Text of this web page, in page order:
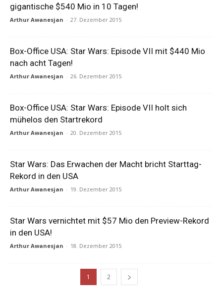
gigantische $540 Mio in 10 Tagen!
Arthur Awanesjan - 27. Dezember 2015
Box-Office USA: Star Wars: Episode VII mit $440 Mio
nach acht Tagen!
Arthur Awanesjan - 26. Dezember 2015
Box-Office USA: Star Wars: Episode VII holt sich
mühelos den Startrekord
Arthur Awanesjan - 20. Dezember 2015
Star Wars: Das Erwachen der Macht bricht Starttag-
Rekord in den USA
Arthur Awanesjan - 19. Dezember 2015
Star Wars vernichtet mit $57 Mio den Preview-Rekord
in den USA!
Arthur Awanesjan - 18. Dezember 2015
1 2